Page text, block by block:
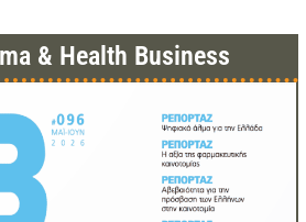
& Health Business